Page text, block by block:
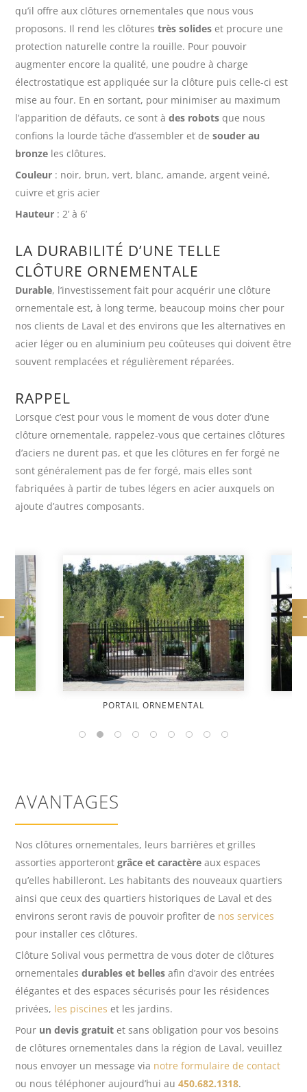
qu’il offre aux clôtures ornementales que nous vous
proposons. Il rend les clôturestrès solides et procure une
protection naturelle contre la rouille. Pour pouvoir
augmenter encore la qualité, une poudre à charge
électrostatique est appliquée sur la clôture puis celle-ci est
mise au four. En en sortant, pour minimiser au maximum
l’apparition de défauts, ce sont àdes robots que nous
confions la lourde tâche d’assembler et desouder au
bronze les clôtures.
Couleur : noir, brun, vert, blanc, amande, argent veiné,
cuivre et gris acier
Hauteur : 2’ à 6’
LA DURABILITÉ D’UNE TELLE
CLÔTURE ORNEMENTALE
Durable, l’investissement fait pour acquérir une clôture
ornementale est, à long terme, beaucoup moins cher pour
nos clients de Laval et des environs que les alternatives en
acier léger ou en aluminium peu coûteuses qui doivent être
souvent remplacées et régulièrement réparées.
RAPPEL
Lorsque c’est pour vous le moment de vous doter d’une
clôture ornementale, rappelez-vous que certaines clôtures
d’aciers ne durent pas, et que les clôtures en fer forgé ne
sont généralement pas de fer forgé, mais elles sont
fabriquées à partir de tubes légers en acier auxquels on
ajoute d’autres composants.
CLÔTURE PISCINE
AVANTAGES
Nos clôtures ornementales, leurs barrières et grilles
assorties apporterontgrâce et caractère aux espaces
qu’elles habilleront. Les habitants des nouveaux quartiers
ainsi que ceux des quartiers historiques de Laval et des
environs seront ravis de pouvoir profiter de nos services
pour installer ces clôtures.
Clôture Solival vous permettra de vous doter de clôtures
ornementalesdurables et belles afin d’avoir des entrées
élégantes et des espaces sécurisés pour les résidences
privées, les piscines et les jardins.
Pour un devis gratuit et sans obligation pour vos besoins
de clôtures ornementales dans la région de Laval, veuillez
nous envoyer un message via notre formulaire de contact
ou nous téléphoner aujourd’hui au450.682.1318.